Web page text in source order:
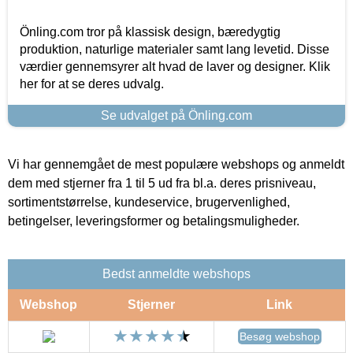
Önling.com tror på klassisk design, bæredygtig
produktion, naturlige materialer samt lang levetid. Disse
værdier gennemsyrer alt hvad de laver og designer. Klik
her for at se deres udvalg.
Se udvalget på Önling.com
Vi har gennemgået de mest populære webshops og anmeldt
dem med stjerner fra 1 til 5 ud fra bl.a. deres prisniveau,
sortimentstørrelse, kundeservice, brugervenlighed,
betingelser, leveringsformer og betalingsmuligheder.
Bedst anmeldte webshops
Webshop Stjerner Link
Besøg webshop